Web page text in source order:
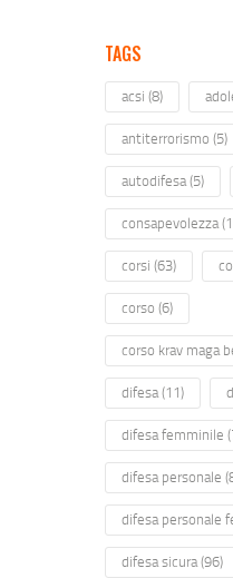
TAGS
acsi (8)
antiterrorismo (5)
autodifesa(5)
consapevolezza
corsi (63)
corso (6)
corso krav maga
difesa(11)
difesa femminile
difesa personale
difesa personale
difesa sicura(96)